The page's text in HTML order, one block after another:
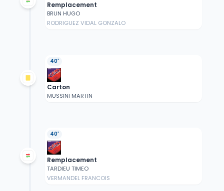
Remplacement
BRUN HUGO
RODRIGUEZ VIDAL GONZALO
40'
Carton
MUSSINI MARTIN
40'
Remplacement
TARDIEU TIMEO
VERMANDEL FRANCOIS